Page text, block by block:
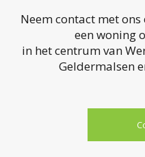
Neem contact met
een woning
in het centrum van
Geldermalsen